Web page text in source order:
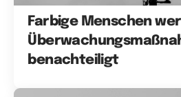
Farbige Menschen
benachteiligt